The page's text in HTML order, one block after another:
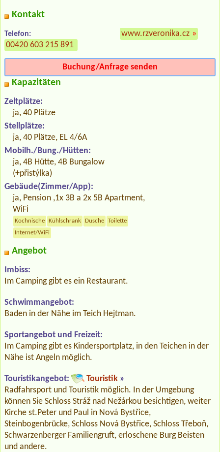
Kontakt
Telefon:
00420 603 215 891
www.rzveronika.cz »
Buchung/Anfrage senden
Kapazitäten
Zeltplätze:
ja, 40 Plätze
Stellplätze:
ja, 40 Plätze, EL 4/6A
Mobilh./Bung./Hütten:
ja, 4B Hütte, 4B Bungalow
(+přistýlka)
Gebäude(Zimmer/App):
ja, Pension ,1x 3B a 2x 5B Apartment,
WiFi
Kochnische Kühlschrank Dusche
Toilette
Internet/WiFi
Angebot
Imbiss:
Im Camping gibt es ein Restaurant.
Schwimmangebot:
Baden in der Nähe im Teich Hejtman.
Sportangebot und Freizeit:
Im Camping gibt es Kindersportplatz, in den Teichen in der
Nähe ist Angeln möglich.
Touristikangebot: Touristik »
Radfahrsport und Touristik möglich. In der Umgebung
können Sie Schloss Stráž nad Nežárkou besichtigen, weiter
Kirche st.Peter und Paul in Nová Bystřice,
Steinbogenbrücke, Schloss Nová Bystřice, Schloss Třeboň,
Schwarzenberger Familiengruft, erloschene Burg Beisten
und andere.